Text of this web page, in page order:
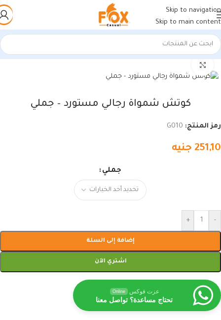
Skip to navigation
Skip to main content
الرئيسية/أحذية رجالي/كوتشي رجالي
كوتش شمواة رجالي مستورد – جملي
رمز المنتج: G010
251,10 جنيه
جملي
-
+
إضافة إلى السلة
اشتري الآن
عزت فوكس Online
تحتاج مساعدة؟ تواصل معنا